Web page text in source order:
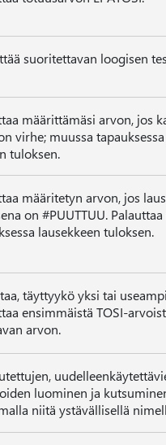
suoritettavan loogisen
määrittämäsi arvon, jos
virhe; muussa
tuloksen.
määritetyn arvon, jos
on #PUUTTUU.
lausekkeen tuloksen.
täyttyykö yksi tai
ensimmäistä TOSI-
arvon.
luominen ja
niitä ystävällisellä